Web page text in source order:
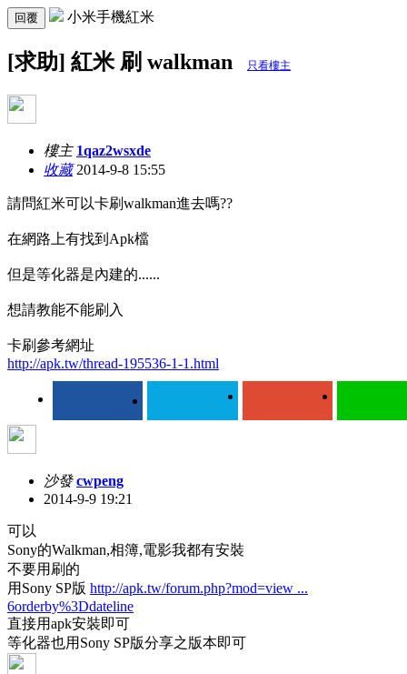
回覆 小米手機紅米
[求助] 紅米 刷 walkman 只看樓主
樓主 1qaz2wsxde
收藏2014-9-8 15:55
請問紅米可以卡刷walkman進去嗎??
在網路上有找到Apk檔
但是等化器是內建的......
想請教能不能刷入
卡刷參考網址
http://apk.tw/thread-195536-1-1.html
沙發 cwpeng
2014-9-9 19:21
可以
Sony的Walkman,相簿,電影我都有安裝
不要用刷的
用Sony SP版 http://apk.tw/forum.php?mod=view ...
6orderby%3Ddateline
直接用apk安裝即可
等化器也用Sony SP版分享之版本即可